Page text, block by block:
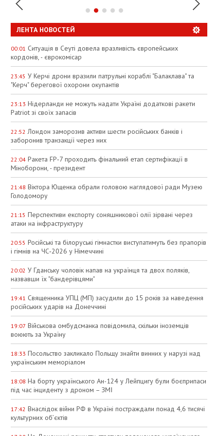
ЛЕНТА НОВОСТЕЙ
00:01 Ситуація в Сеуті довела вразливість європейських
кордонів, - єврокомісар
23:45 У Керчі дрони вразили патрульні кораблі "Балаклава" та
"Керч" берегової охорони окупантів
23:13 Нідерланди не можуть надати Україні додаткові ракети
Patriot зі своїх запасів
22:52 Лондон заморозив активи шести російських банків і
заборонив транзакції через них
22:04 Ракета FP‑7 проходить фінальний етап сертифікації в
Міноборони, - президент
21:48 Віктора Ющенка обрали головою наглядової ради Музею
Голодомору
21:15 Перспективи експорту соняшникової олії зірвані через
атаки на інфраструктуру
20:55 Російські та білоруські гімнастки виступатимуть без прапорів
і гімнів на ЧС‑2026 у Німеччині
20:02 У Гданську чоловік напав на українця та двох поляків,
назвавши їх "бандерівцями"
19:41 Священника УПЦ (МП) засудили до 15 років за наведення
російських ударів на Донеччині
19:07 Військова омбудсманка повідомила, скільки іноземців
воюють за Україну
18:33 Посольство закликало Польщу знайти винних у нарузі над
українським меморіалом
18:08 На борту українського Ан-124 у Лейпцигу були боєприпаси
під час інциденту з дроном – ЗМІ
17:42 Внаслідок війни РФ в Україні постраждали понад 4,6 тисячі
культурних об’єктів